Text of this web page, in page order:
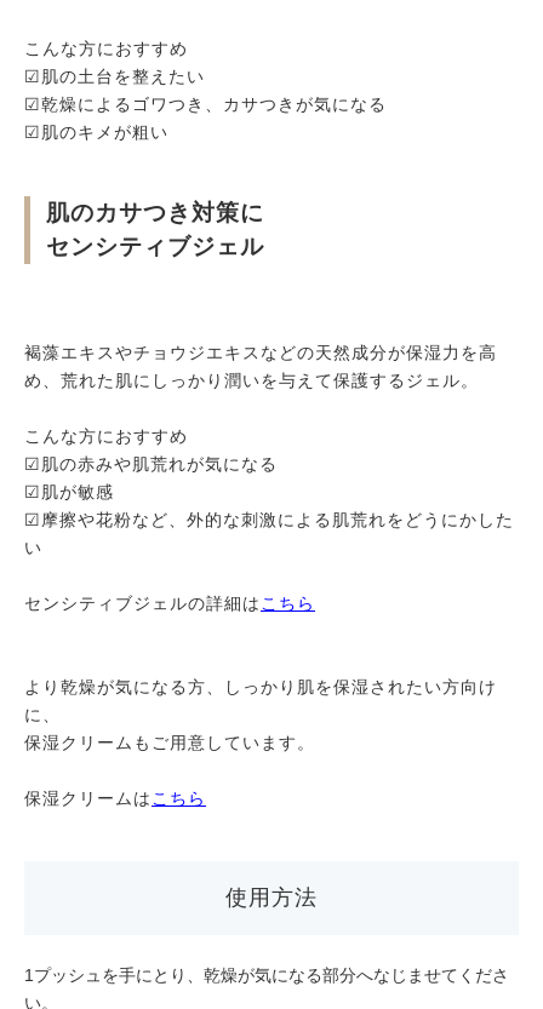
こんな方におすすめ
☑肌の土台を整えたい
☑乾燥によるゴワつき、カサつきが気になる
☑肌のキメが粗い
肌のカサつき対策に
センシティブジェル
褐藻エキスやチョウジエキスなどの天然成分が保湿力を高
め、 荒れた肌にしっかり潤いを与えて保護するジェル。
こんな方におすすめ
☑肌の赤みや肌荒れが気になる
☑肌が敏感
☑摩擦や花粉など、外的な刺激による肌荒れをどうにかした
い
センシティブジェルの詳細は こちら
より乾燥が気になる方、しっかり肌を保湿されたい方向け
に、
保湿クリームもご用意しています。
保湿クリームは こちら
使用方法
1プッシュを手にとり、乾燥が気になる部分へなじませてくださ
い。